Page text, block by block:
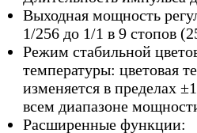
Выходная мощность
1/256 до 1/1 в 9 стопов
Режим стабильной
температуры: цветовая
изменяется в пределах
всем диапазоне
Расширенные функции: